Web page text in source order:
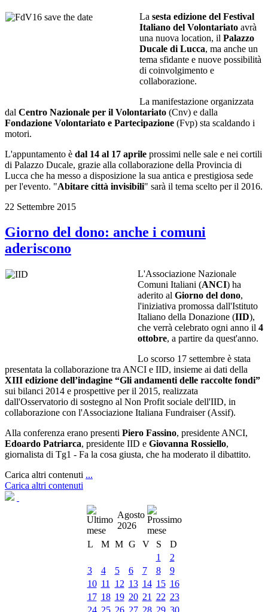
La sesta edizione del Festival
Italiano del Volontariato avrà
una nuova location, il Palazzo
Ducale di Lucca, ma anche un
tema sfidante e nuove possibilità
di coinvolgimento e
collaborazione.
La manifestazione organizzata
dal Centro Nazionale per il Volontariato (Cnv) e dalla
Fondazione Volontariato e Partecipazione (Fvp) sta scaldando i
motori.
L'appuntamento è dal 14 al 17 aprile prossimi nelle sale e nei cortili
di Palazzo Ducale, grazie alla collaborazione della Provincia di
Lucca che ha messo a disposizione la sua antica e prestigiosa sede
per l'evento. "Abitare città invisibili" sarà il tema scelto per il 2016.
22 Settembre 2015
Giorno del dono: anche i comuni
aderiscono
L'Associazione Nazionale
Comuni Italiani (ANCI) ha
aderito al Giorno del dono,
l'iniziativa promossa dall'Istituto
Italiano della Donazione (IID),
che verrà celebrato ogni anno il 4
ottobre, a partire da quest'anno.
Lo scorso 17 settembre è stata
presentata la collaborazione tra ANCI e IID, insieme ai dati della
XIII edizione dell’indagine “Gli andamenti delle raccolte fondi”
sui bilanci 2014 e prospettive per il 2015, realizzata
dall'Osservatorio di sostegno al Non Profit sociale dell'IID, in
collaborazione con l'Associazione Italiana Fundraiser (Assif).
Alla conferenza erano presenti Piero Fassino, presidente ANCI,
Edoardo Patriarca, presidente IID e Giovanna Rossiello,
giornalista di Tg1 - Fa la cosa giusta, che ha moderato il dibattito.
Carica altri contenuti ...
Carica altri contenuti
Agosto
2026
L
M M G V S
D
1
2
3
4 5 6 7 8
9
10 11 12 13 14 15 16
17 18 19 20 21 22 23
24 25 26 27 28 29 30